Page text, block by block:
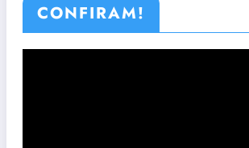
CONFIRAM!